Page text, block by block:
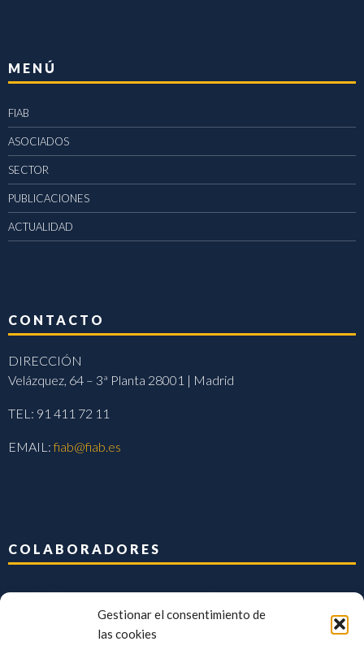
Gestionar el consentimiento de
las cookies
MENÚ
FIAB
ASOCIADOS
SECTOR
PUBLICACIONES
ACTUALIDAD
CONTACTO
DIRECCIÓN
Velázquez, 64 – 3ª Planta 28001 | Madrid
TEL: 91 411 72 11
EMAIL:fiab@fiab.es
COLABORADORES